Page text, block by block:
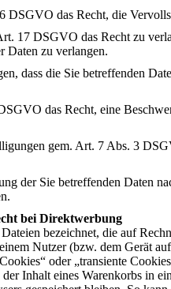
DSGVO das Recht, die
17 DSGVO das Recht zu
Daten zu verlangen.
dass die Sie betreffenden
das Recht, eine
gem. Art. 7 Abs. 3
der Sie betreffenden Daten
bei Direktwerbung
bezeichnet, die auf
Nutzer (bzw. dem Gerät
oder „transiente
Inhalt eines Warenkorbs in